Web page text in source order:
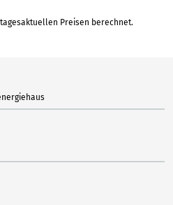
Preisen berechnet.